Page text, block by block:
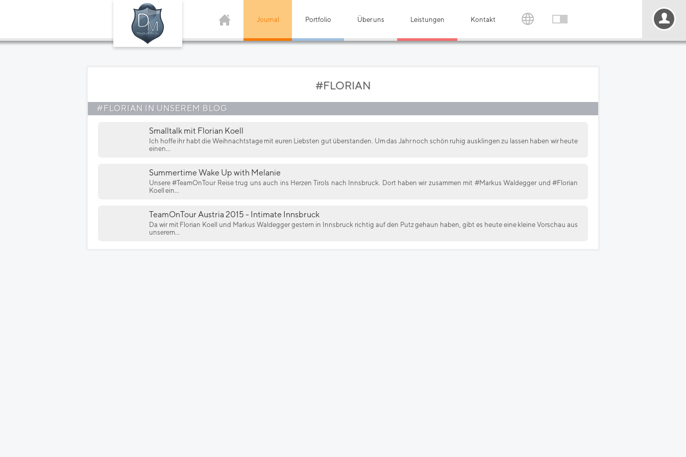
Journal Portfolio Über uns Leistungen Kontakt
#FLORIAN
#FLORIAN IN UNSEREM BLOG
Smalltalk mit Florian Koell
Ich hoffe ihr habt die Weihnachtstage mit euren Liebsten gut überstanden. Um das Jahr noch schön ruhig ausklingen zu lassen haben wir heute
einen...
Summertime Wake Up with Melanie
Unsere #TeamOnTour Reise trug uns auch ins Herzen Tirols nach Innsbruck. Dort haben wir zusammen mit #Markus Waldegger und #Florian
Koell ein...
TeamOnTour Austria 2015 - Intimate Innsbruck
Da wir mit Florian Koell und Markus Waldegger gestern in Innsbruck richtig auf den Putz gehaun haben, gibt es heute eine kleine Vorschau aus
unserem...